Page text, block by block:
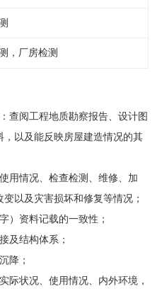
，厂房检测
查阅工程地质勘察报告、设计图
以及能反映房屋建造情况的其
用情况、检查检测、维修、加
以及灾害损坏和修复等情况；
）资料记载的一致性；
及结构体系；
降；
际状况、使用情况、内外环境，